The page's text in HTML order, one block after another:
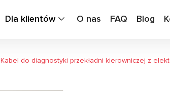
Dla klientów O nas FAQ Blog
Kabel do diagnostyki przekładni kierowniczej z